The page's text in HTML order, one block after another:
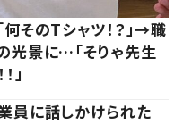
そのTシャツ！？」→職
光景に…「そりゃ先生
」
員に話しかけられた